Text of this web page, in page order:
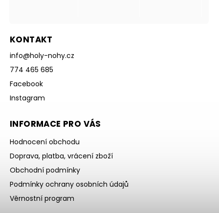
KONTAKT
info@holy-nohy.cz
774 465 685
Facebook
Instagram
INFORMACE PRO VÁS
Hodnocení obchodu
Doprava, platba, vrácení zboží
Obchodní podmínky
Podmínky ochrany osobních údajů
Věrnostní program